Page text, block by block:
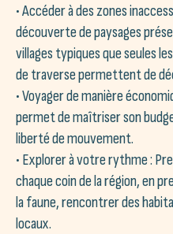
• Accéder à des zones
découverte de paysages
villages typiques que seules
de traverse permettent de
• Voyager de manière
permet de maîtriser son
liberté de mouvement.
• Explorer à votre rythme :
chaque coin de la région, en
la faune, rencontrer des
locaux.